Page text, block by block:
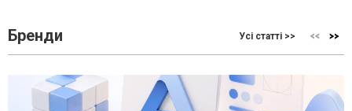
Бренди Усі статті >>